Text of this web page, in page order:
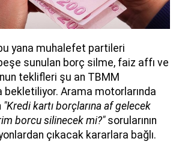
yana muhalefet partileri
sunulan borç silme, faiz affı ve
teklifleri şu an TBMM
bekletiliyor. Arama motorlarında
"Kredi kartı borçlarına af gelecek
borcu silinecek mi?"sorularının
çıkacak kararlara bağlı.